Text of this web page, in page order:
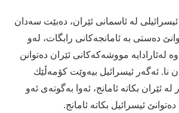
لە ئاسمانی ئێران، دەبێت سەدان
دەستی بە ئامانجەكانی رابگات، لەو
لەئارادایە مووشەكەكانی ئێران دەتوانن
نا. ئەگەر ئیسرائیل بیەوێت كۆمەڵێك
ئێران بكاتە ئامانج، ئەوا بەگوتەی ئەو
ئیسرائیل بكاتە ئامانج.